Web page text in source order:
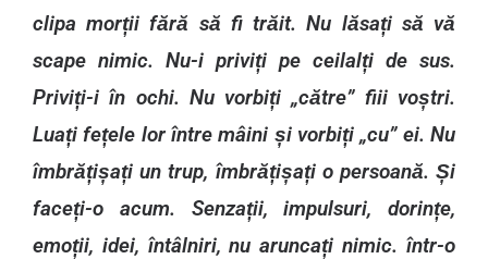
clipa morții fără să fi trăit. Nu lăsați să vă
scape nimic. Nu-i priviți pe ceilalți de sus.
Priviți-i în ochi. Nu vorbiți „către” fiii voștri.
Luați fețele lor între mâini și vorbiți „cu” ei. Nu
îmbrățișați un trup, îmbrățișați o persoană. Și
faceți-o acum. Senzații, impulsuri, dorințe,
emoții, idei, întâlniri, nu aruncați nimic. într-o